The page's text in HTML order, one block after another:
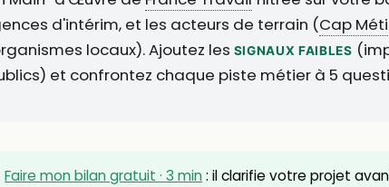
d'intérim, et les acteurs de terrain (Cap
locaux). Ajoutez les SIGNAUX FAIBLES
et confrontez chaque piste métier à 5
Faire mon bilan gratuit · 3 min: il clarifie votre projet